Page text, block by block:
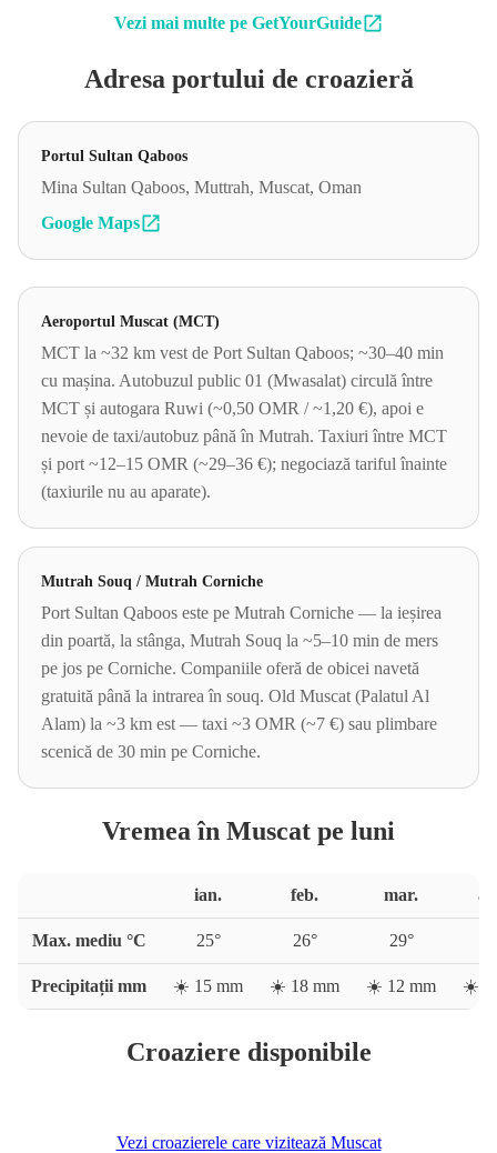
Vezi mai multe pe GetYourGuide
Adresa portului de croazieră
Portul Sultan Qaboos
Mina Sultan Qaboos, Muttrah, Muscat, Oman
Google Maps
Aeroportul Muscat (MCT)
MCT la ~32 km vest de Port Sultan Qaboos; ~30–40 min
cu mașina. Autobuzul public 01 (Mwasalat) circulă între
MCT și autogara Ruwi (~0,50 OMR / ~1,20 €), apoi e
nevoie de taxi/autobuz până în Mutrah. Taxiuri între MCT
și port ~12–15 OMR (~29–36 €); negociază tariful înainte
(taxiurile nu au aparate).
Mutrah Souq / Mutrah Corniche
Port Sultan Qaboos este pe Mutrah Corniche — la ieșirea
din poartă, la stânga, Mutrah Souq la ~5–10 min de mers
pe jos pe Corniche. Companiile oferă de obicei navetă
gratuită până la intrarea în souq. Old Muscat (Palatul Al
Alam) la ~3 km est — taxi ~3 OMR (~7 €) sau plimbare
scenică de 30 min pe Corniche.
Vremea în Muscat pe luni
ian. feb. mar.
Max. mediu °C 25° 26° 29°
Precipitații mm ☀️ 15 mm ☀️ 18 mm ☀️ 12 mm ☀️
Croaziere disponibile
Vezi croazierele care vizitează Muscat